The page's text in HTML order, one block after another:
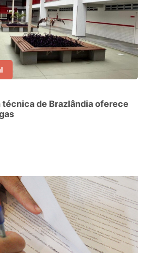
técnica de Brazlândia oferece